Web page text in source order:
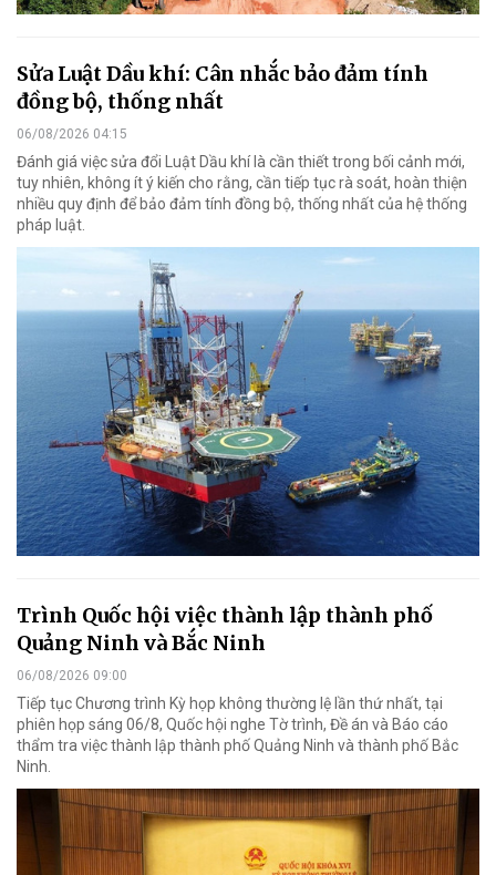
Sửa Luật Dầu khí: Cân nhắc bảo đảm tính
đồng bộ, thống nhất
06/08/2026 04:15
Đánh giá việc sửa đổi Luật Dầu khí là cần thiết trong bối cảnh mới,
tuy nhiên, không ít ý kiến cho rằng, cần tiếp tục rà soát, hoàn thiện
nhiều quy định để bảo đảm tính đồng bộ, thống nhất của hệ thống
pháp luật.
Trình Quốc hội việc thành lập thành phố
Quảng Ninh và Bắc Ninh
06/08/2026 09:00
Tiếp tục Chương trình Kỳ họp không thường lệ lần thứ nhất, tại
phiên họp sáng 06/8, Quốc hội nghe Tờ trình, Đề án và Báo cáo
thẩm tra việc thành lập thành phố Quảng Ninh và thành phố Bắc
Ninh.